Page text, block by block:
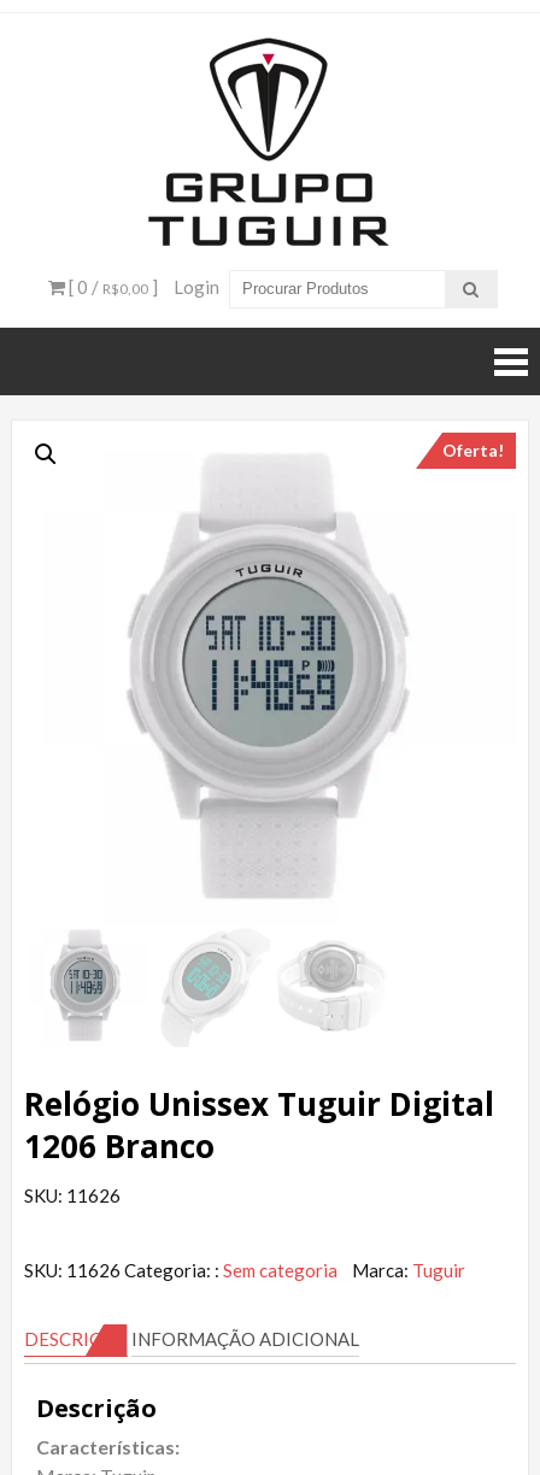
– Grupo
Tuguir
[ 0 / R$0,00 ] Login
Oferta!
Relógio Unissex Tuguir Digital
1206 Branco
SKU: 11626
SKU: 11626 Categoria: : Sem categoria Marca: Tuguir
DESCRIÇÃO INFORMAÇÃO ADICIONAL
Descrição
Características: